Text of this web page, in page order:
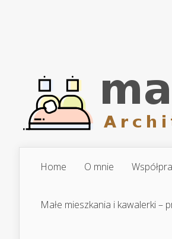
Home O mnie
Małe mieszkania i kawalerki –